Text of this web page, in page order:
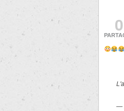
0
—